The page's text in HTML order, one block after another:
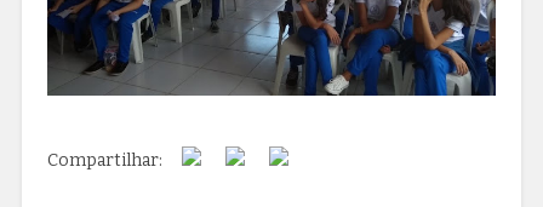
Compartilhar: